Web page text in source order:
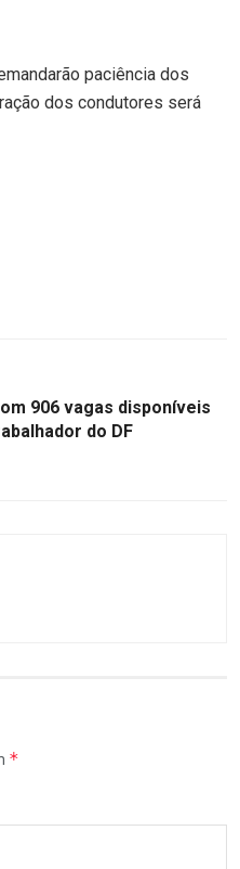
paciência dos
dos condutores será
906 vagas disponíveis
do DF
*